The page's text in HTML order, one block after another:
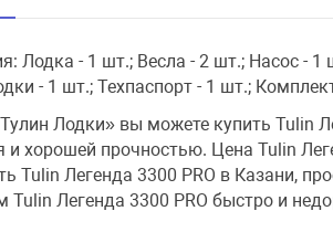
Лодка - 1 шт.; Весла - 2 шт.; Насос -
- 1 шт.; Техпаспорт - 1 шт.;
Лодки» вы можете купить Tulin
и хорошей прочностью. Цена Tulin
Tulin Легенда 3300 PRO в Казани,
Tulin Легенда 3300 PRO быстро и